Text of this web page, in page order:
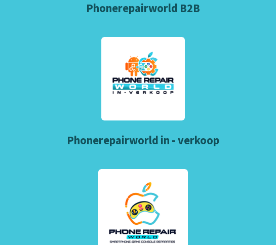
Phonerepairworld B2B
Phonerepairworld in - verkoop